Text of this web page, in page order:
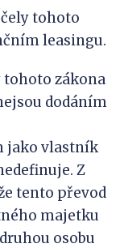
tohoto
leasingu.
tohoto zákona
dodáním
jako vlastník
Z
tento převod
majetku
osobu